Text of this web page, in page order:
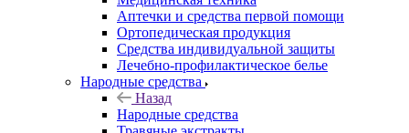
Аптечки и средства первой помощи
Ортопедическая продукция
Средства индивидуальной защиты
Лечебно-профилактическое белье
Народные средства
Назад
Народные средства